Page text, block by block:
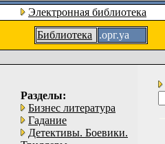
Электронная библиотека
Библиотека
.орг.уа
Разделы:
Бизнес литература
Гадание
Детективы. Боевики.